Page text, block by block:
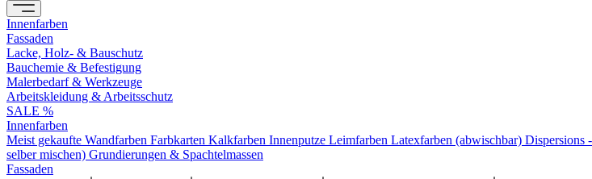
Innenfarben
Fassaden
Lacke, Holz- & Bauschutz
Bauchemie & Befestigung
Malerbedarf & Werkzeuge
Arbeitskleidung & Arbeitsschutz
SALE %
Innenfarben
Meist gekaufte Wandfarben Farbkarten Kalkfarben Innenputze Leimfarben Latexfarben (abwischbar) Dispersions
selber mischen) Grundierungen & Spachtelmassen
Fassaden